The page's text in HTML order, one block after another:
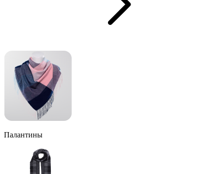
Палантины